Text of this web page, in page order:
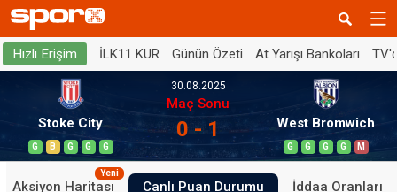
Hızlı Erişim İLK11 KUR Günün Özeti At Yarışı Bankoları
Stoke City
G B G G G
30.08.2025
Maç Sonu
0 - 1 West Bromwich
G G G G M
Aksiyon Haritası
Yeni
Canlı Puan Durumu İddaa Oranları